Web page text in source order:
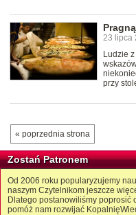
23 lipca
Ludzie
przy
« poprzednia strona
Zostań Patronem
Od 2006 roku popularyzujemy
naszym Czytelnikom jeszcze
Dlatego postanowiliśmy poprosić
pomóż nam rozwijać